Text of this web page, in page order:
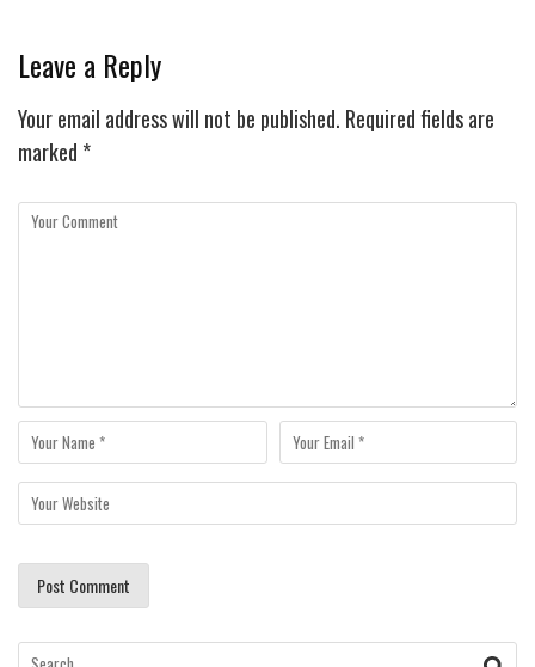
Leave a Reply
Your email address will not be published. Required fields are
marked *
Search